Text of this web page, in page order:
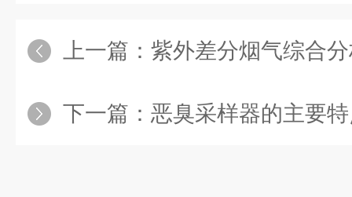
上一篇： 紫外差分烟气综合分析仪
下一篇： 恶臭采样器的主要